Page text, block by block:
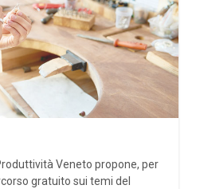
Veneto propone, per
gratuito sui temi del